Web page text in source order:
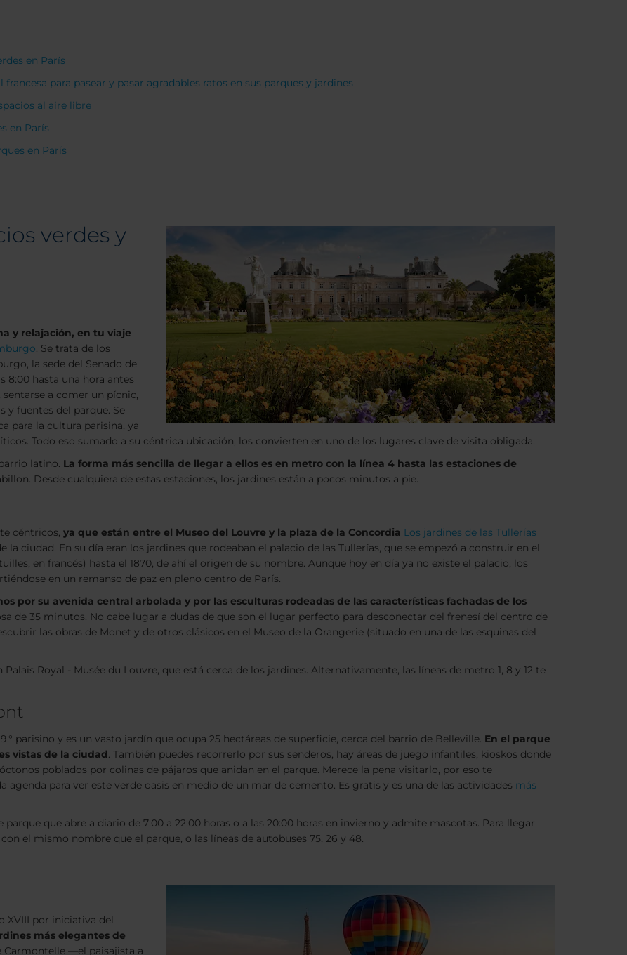
en París
para pasear y pasar agradables ratos en sus parques y jardines
al aire libre
en París
en París
verdes y
y relajación, en tu viaje
. Se trata de los
la sede del Senado de
8:00 hasta una hora antes
a comer un pícnic,
y fuentes del parque. Se
para la cultura parisina, ya
Todo eso sumado a su céntrica ubicación, los convierten en uno de los lugares clave de visita obligada.
latino. La forma más sencilla de llegar a ellos es en metro con la línea 4 hasta las estaciones de
Desde cualquiera de estas estaciones, los jardines están a pocos minutos a pie.
céntricos, ya que están entre el Museo del Louvre y la plaza de la Concordia Los jardines de las Tullerías
ciudad. En su día eran los jardines que rodeaban el palacio de las Tullerías, que se empezó a construir en el
en francés) hasta el 1870, de ahí el origen de su nombre. Aunque hoy en día ya no existe el palacio, los
en un remanso de paz en pleno centro de París.
por su avenida central arbolada y por las esculturas rodeadas de las características fachadas de los
de 35 minutos. No cabe lugar a dudas de que son el lugar perfecto para desconectar del frenesí del centro de
las obras de Monet y de otros clásicos en el Museo de la Orangerie (situado en una de las esquinas del
Royal - Musée du Louvre, que está cerca de los jardines. Alternativamente, las líneas de metro 1, 8 y 12 te
parisino y es un vasto jardín que ocupa 25 hectáreas de superficie, cerca del barrio de Belleville. En el parque
vistas de la ciudad. También puedes recorrerlo por sus senderos, hay áreas de juego infantiles, kioskos donde
poblados por colinas de pájaros que anidan en el parque. Merece la pena visitarlo, por eso te
agenda para ver este verde oasis en medio de un mar de cemento. Es gratis y es una de las actividades más
que abre a diario de 7:00 a 22:00 horas o a las 20:00 horas en invierno y admite mascotas. Para llegar
el mismo nombre que el parque, o las líneas de autobuses 75, 26 y 48.
XVIII por iniciativa del
más elegantes de
Carmontelle —el paisajista a